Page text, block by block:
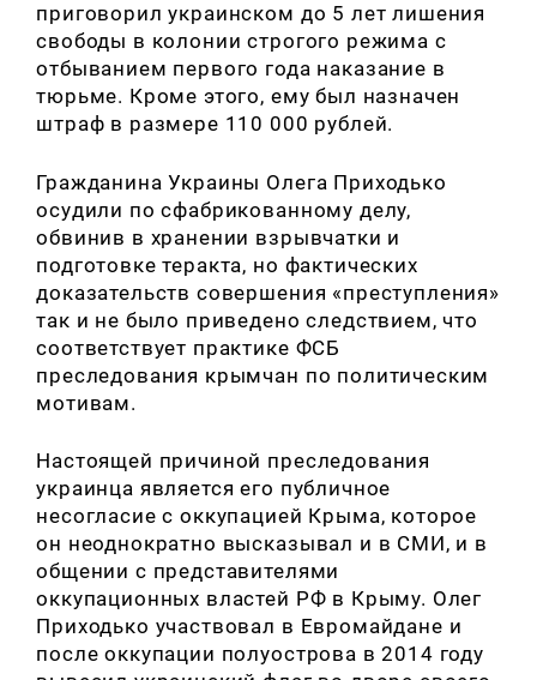
приговорил украинском до 5 лет лишения
свободы в колонии строгого режима с
отбыванием первого года наказание в
тюрьме. Кроме этого, ему был назначен
штраф в размере 110 000 рублей.
Гражданина Украины Олега Приходько
осудили по сфабрикованному делу,
обвинив в хранении взрывчатки и
подготовке теракта, но фактических
доказательств совершения «преступления»
так и не было приведено следствием, что
соответствует практике ФСБ
преследования крымчан по политическим
мотивам.
Настоящей причиной преследования
украинца является его публичное
несогласие с оккупацией Крыма, которое
он неоднократно высказывал и в СМИ, и в
общении с представителями
оккупационных властей РФ в Крыму. Олег
Приходько участвовал в Евромайдане и
после оккупации полуострова в 2014 году